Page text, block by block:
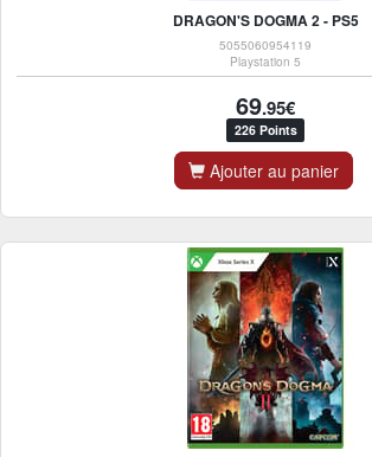
DRAGON'S DOGMA 2 - PS5
5055060954119
Playstation 5
69.95€
226 Points
Ajouter au panier